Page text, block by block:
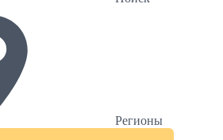
Регионы